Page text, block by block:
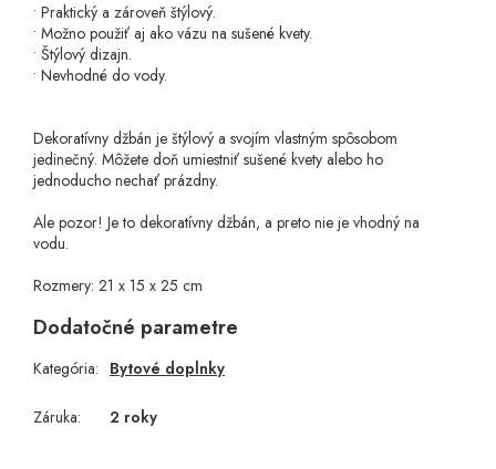
• Praktický a zároveň štýlový.
• Možno použiť aj ako vázu na sušené kvety.
• Štýlový dizajn.
• Nevhodné do vody.
Dekoratívny džbán je štýlový a svojím vlastným spôsobom
jedinečný. Môžete doň umiestniť sušené kvety alebo ho
jednoducho nechať prázdny.
Ale pozor! Je to dekoratívny džbán, a preto nie je vhodný na
vodu.
Rozmery: 21 x 15 x 25 cm
Dodatočné parametre
Kategória: Bytové doplnky
Záruka: 2 roky